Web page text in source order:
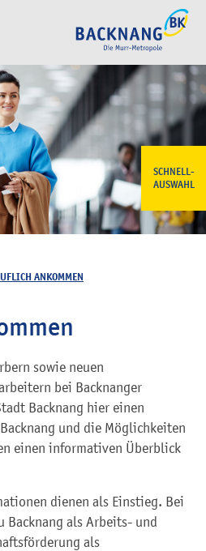
SCHNELL-
AUSWAHL
ANKOMMEN
sowie neuen
bei Backnanger
Backnang hier einen
und die Möglichkeiten
einen informativen Überblick
dienen als Einstieg. Bei
Backnang als Arbeits- und
als